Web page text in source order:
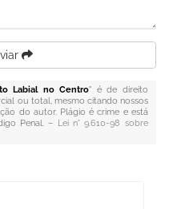
Labial no Centro" é de direito
ou total, mesmo citando nossos
do autor. Plágio é crime e está
Penal. – Lei n° 9.610-98 sobre